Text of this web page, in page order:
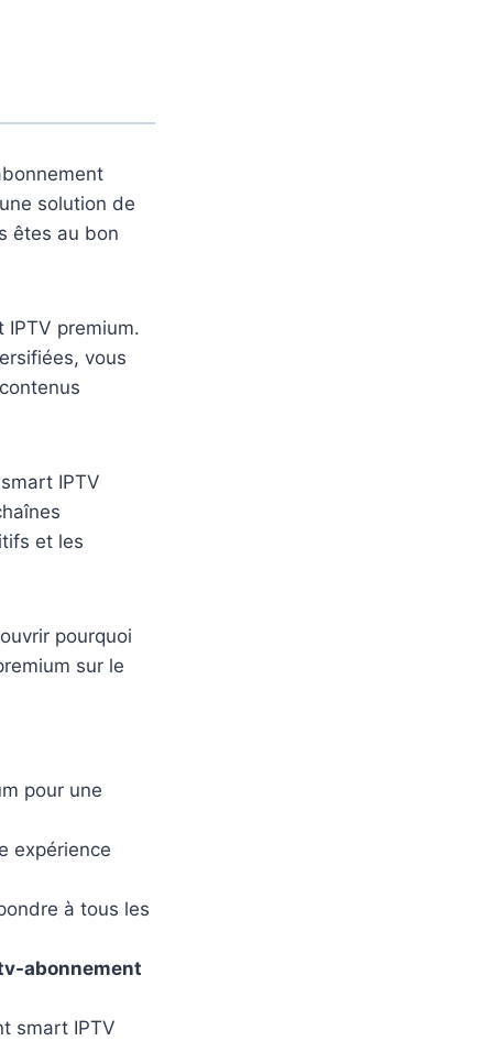
solution de
êtes au bon
premium.
vous
IPTV
et les
pourquoi
sur le
pour une
expérience
à tous les
abonnement
smart IPTV